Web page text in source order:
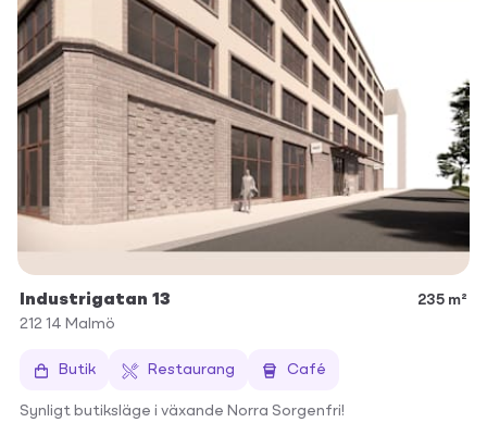
Industrigatan 13
235 m²
212 14 Malmö
Butik Restaurang Café
Synligt butiksläge i växande Norra Sorgenfri!